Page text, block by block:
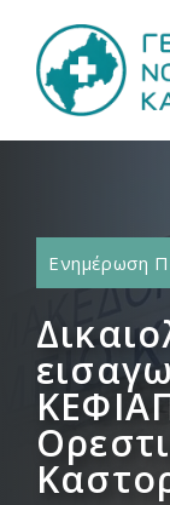
περιεχόμενο
Ενημέρωση